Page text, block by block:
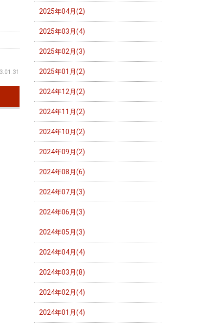
2025年04月(2)
2025年03月(4)
2025年02月(3)
2025年01月(2)
2024年12月(2)
2024年11月(2)
2024年10月(2)
2024年09月(2)
2024年08月(6)
2024年07月(3)
2024年06月(3)
2024年05月(3)
2024年04月(4)
2024年03月(8)
2024年02月(4)
2024年01月(4)